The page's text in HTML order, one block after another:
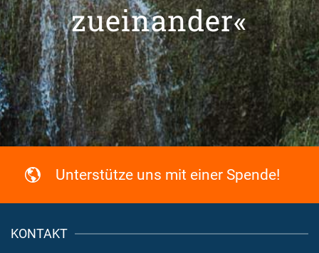
zueinander«
Unterstütze uns mit einer Spende!
KONTAKT